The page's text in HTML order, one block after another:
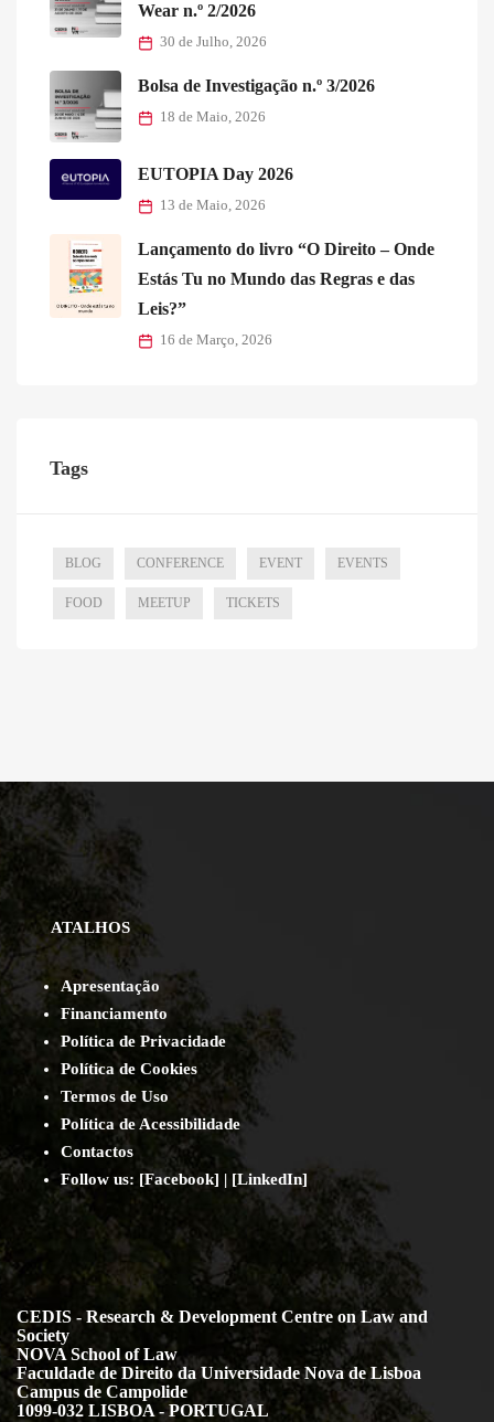
Wear n.º 2/2026
30 de Julho, 2026
Bolsa de Investigação n.º 3/2026
18 de Maio, 2026
EUTOPIA Day 2026
13 de Maio, 2026
Lançamento do livro “O Direito – Onde
Estás Tu no Mundo das Regras e das
Leis?”
16 de Março, 2026
Tags
BLOG CONFERENCE EVENT EVENTS
FOOD MEETUP TICKETS
ATALHOS
Apresentação
Financiamento
Política de Privacidade
Política de Cookies
Termos de Uso
Política de Acessibilidade
Contactos
Follow us: [Facebook] | [LinkedIn]
CEDIS - Research & Development Centre on Law and
Society
NOVA School of Law
Faculdade de Direito da Universidade Nova de Lisboa
Campus de Campolide
1099-032 LISBOA - PORTUGAL